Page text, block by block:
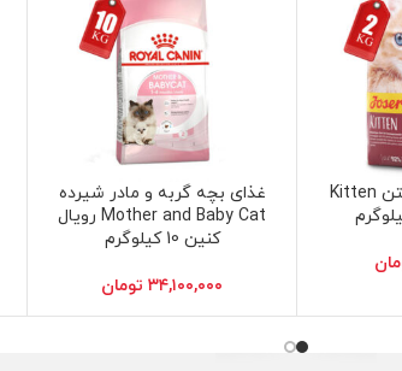
غذای بچه گربه کیتن Kitten
افزودن به سبد خرید
غذای بچه گربه و مادر شیرده
Mother and Baby Cat رویال
کنین 10 کیلوگرم
۳۴,۱۰۰,۰۰۰ تومان